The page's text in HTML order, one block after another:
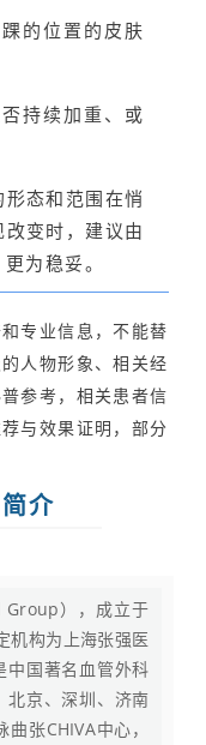
的位置的皮肤
持续加重、或
形态和范围在悄
变时， 建议由
为稳妥。
专业信息，不能替
人物形象、相关经
参考，相关患者信
与效果证明，部分
介
），成立于
机构为上海张强医
中国著名血管外科
北京、深圳、济南
张CHIVA中心，